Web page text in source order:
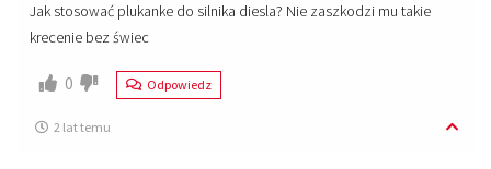
Jak stosować plukanke do silnika diesla? Nie zaszkodzi mu takie
krecenie bez świec
0 Odpowiedz
2 lat temu